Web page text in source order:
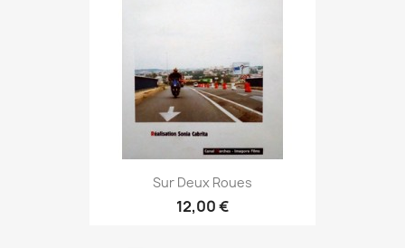
Sur Deux Roues
12,00 €